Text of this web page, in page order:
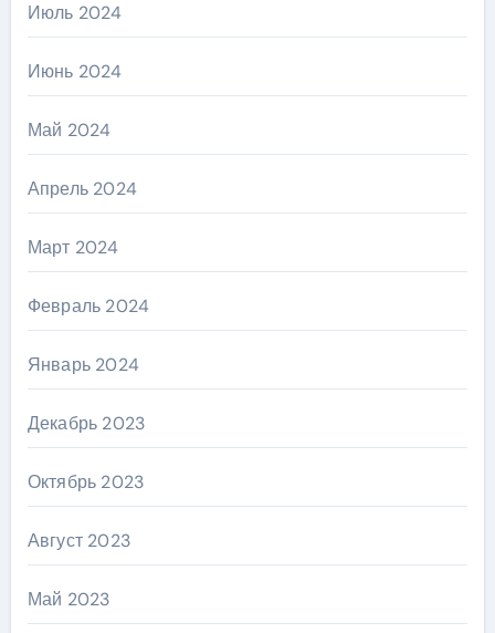
Июль 2024
Июнь 2024
Май 2024
Апрель 2024
Март 2024
Февраль 2024
Январь 2024
Декабрь 2023
Октябрь 2023
Август 2023
Май 2023